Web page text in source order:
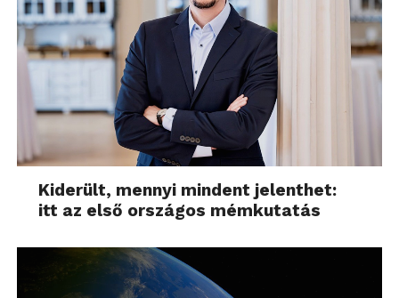
Kiderült, mennyi mindent jelenthet:
itt az első országos mémkutatás